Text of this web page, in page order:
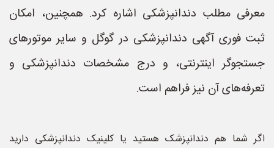
معرفی مطلب دندانپزشکی اشاره کرد. همچنین، امکان
ثبت فوری آگهی دندانپزشکی در گوگل و سایر موتورهای
جستجوگر اینترنتی، و درج مشخصات دندانپزشکی و
تعرفه‌های آن نیز فراهم است.
اگر شما هم دندانپزشک هستید یا کلینیک دندانپزشکی دارید